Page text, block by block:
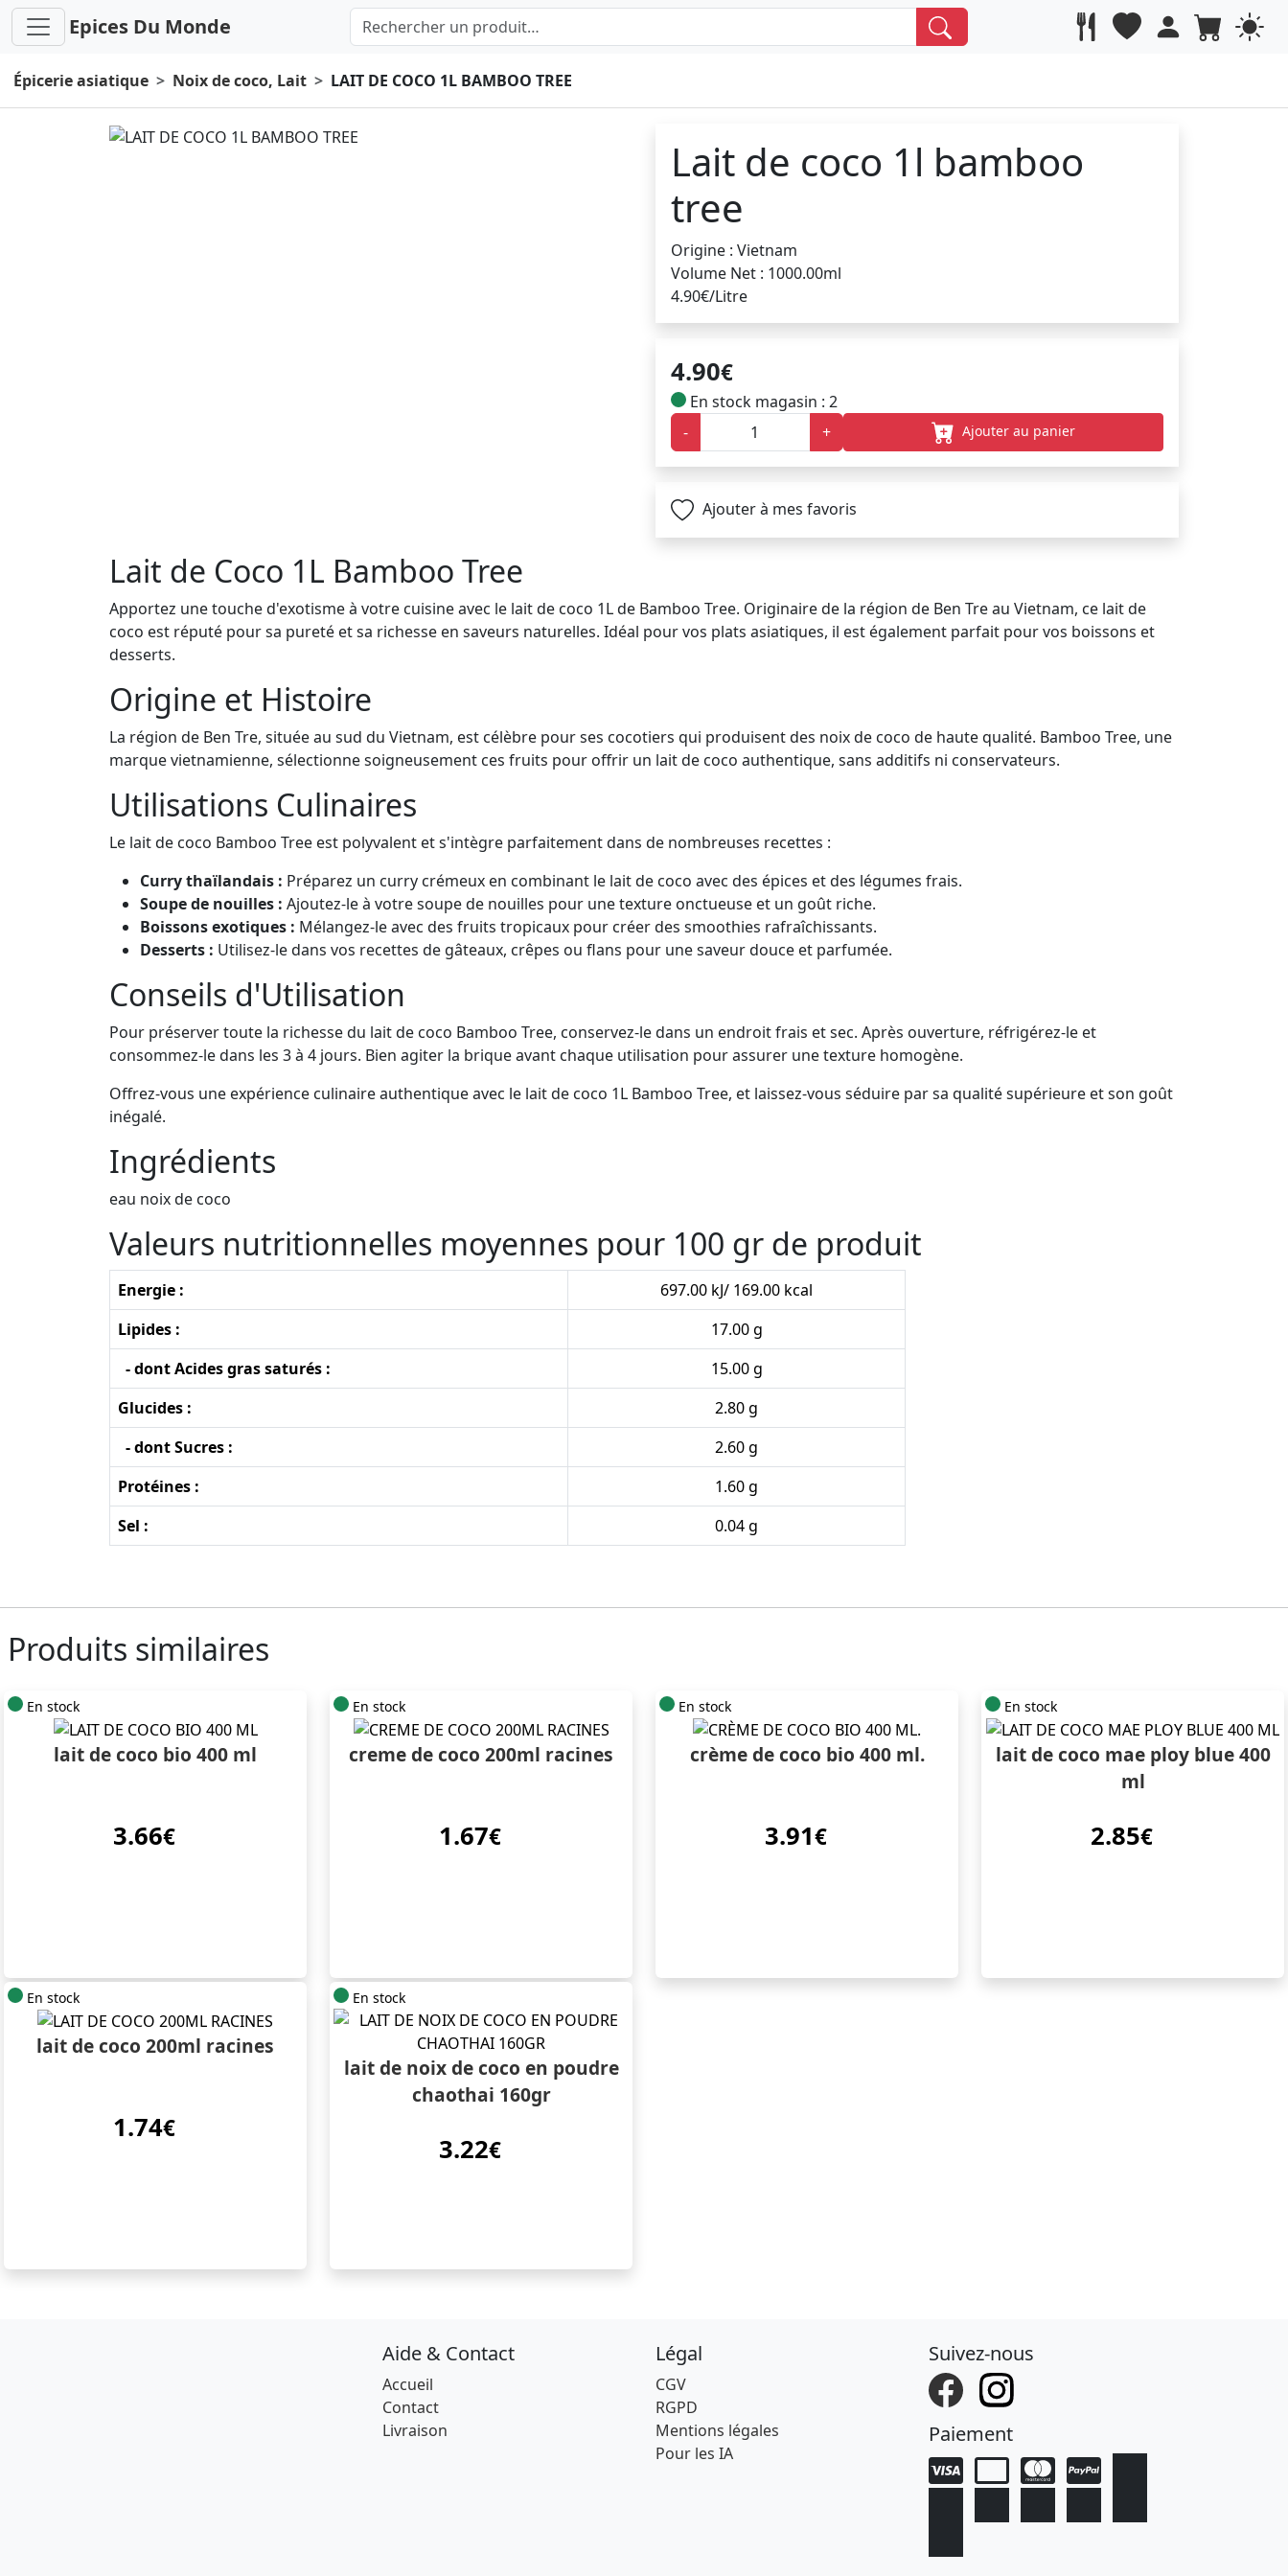
Epices Du Monde
Épicerie asiatique Noix de coco, Lait LAIT DE COCO 1L BAMBOO TREE
Lait de coco 1l bamboo
tree
Origine : Vietnam
Volume Net : 1000.00ml
4.90€/Litre
4.90€
En stock magasin : 2
-
+ Ajouter au panier
Ajouter à mes favoris
Lait de Coco 1L Bamboo Tree
Apportez une touche d'exotisme à votre cuisine avec le lait de coco 1L de Bamboo Tree. Originaire de la région de Ben Tre au Vietnam, ce lait de
coco est réputé pour sa pureté et sa richesse en saveurs naturelles. Idéal pour vos plats asiatiques, il est également parfait pour vos boissons et
desserts.
Origine et Histoire
La région de Ben Tre, située au sud du Vietnam, est célèbre pour ses cocotiers qui produisent des noix de coco de haute qualité. Bamboo Tree, une
marque vietnamienne, sélectionne soigneusement ces fruits pour offrir un lait de coco authentique, sans additifs ni conservateurs.
Utilisations Culinaires
Le lait de coco Bamboo Tree est polyvalent et s'intègre parfaitement dans de nombreuses recettes :
Curry thaïlandais : Préparez un curry crémeux en combinant le lait de coco avec des épices et des légumes frais.
Soupe de nouilles : Ajoutez-le à votre soupe de nouilles pour une texture onctueuse et un goût riche.
Boissons exotiques : Mélangez-le avec des fruits tropicaux pour créer des smoothies rafraîchissants.
Desserts : Utilisez-le dans vos recettes de gâteaux, crêpes ou flans pour une saveur douce et parfumée.
Conseils d'Utilisation
Pour préserver toute la richesse du lait de coco Bamboo Tree, conservez-le dans un endroit frais et sec. Après ouverture, réfrigérez-le et
consommez-le dans les 3 à 4 jours. Bien agiter la brique avant chaque utilisation pour assurer une texture homogène.
Offrez-vous une expérience culinaire authentique avec le lait de coco 1L Bamboo Tree, et laissez-vous séduire par sa qualité supérieure et son goût
inégalé.
Ingrédients
eau noix de coco
Valeurs nutritionnelles moyennes pour 100 gr de produit
Energie :
697.00 kJ/ 169.00 kcal
Lipides :
17.00 g
- dont Acides gras saturés :
15.00 g
Glucides :
2.80 g
- dont Sucres :
2.60 g
Protéines :
1.60 g
Sel :
0.04 g
Produits similaires
En stock
lait de coco bio 400 ml
3.66€
En stock
creme de coco 200ml racines
1.67€
En stock
crème de coco bio 400 ml.
3.91€
En stock
lait de coco mae ploy blue 400
ml
2.85€
En stock
lait de coco 200ml racines
1.74€
En stock
lait de noix de coco en poudre
chaothai 160gr
3.22€
Aide & Contact
Accueil
Contact
Livraison
Légal
CGV
RGPD
Mentions légales
Pour les IA
Suivez-nous
Paiement